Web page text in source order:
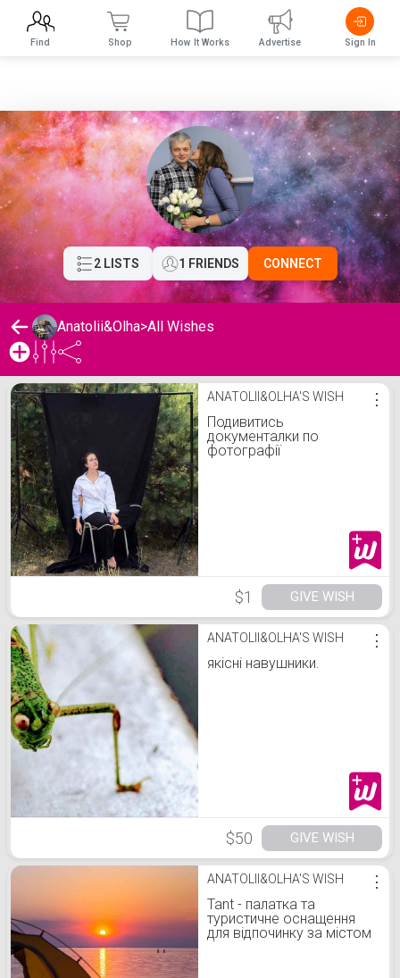
2 LISTS 1 FRIENDS CONNECT
Anatolii&Olha>All Wishes
Anatolii&Olha's WishlistANATOLII&OLHA'S WISH
Подивитись
документалки по
фотографії
⋮
$1 GIVE WISH
ANATOLII&OLHA'S WISH
якісні навушники.
⋮
$50 GIVE WISH
ANATOLII&OLHA'S WISH
Tant - палатка та
туристичне оснащення
для відпочинку за містом
біля вогнища
⋮
Find Shop How It Works Advertise Sign In